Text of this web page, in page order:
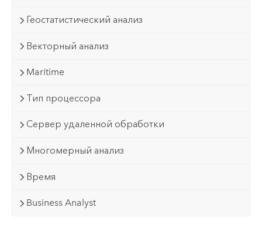
Геостатистический анализ
Векторный анализ
Maritime
Тип процессора
Сервер удаленной обработки
Многомерный анализ
Время
Business Analyst